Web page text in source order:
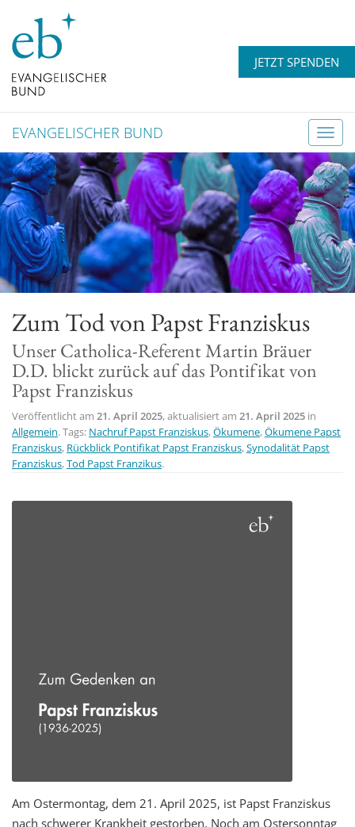
JETZT SPENDEN
T
o
g
g
l
e
n
a
v
n
EVANGELISCHER BUND
Zum Tod von Papst Franziskus
Unser Catholica-Referent Martin Bräuer
D.D. blickt zurück auf das Pontifikat von
Papst Franziskus
Veröffentlicht am 21. April 2025, aktualisiert am 21. April 2025 in
Allgemein. Tags: Nachruf Papst Franziskus,Ökumene,Ökumene Papst
Franziskus, Rückblick Pontifikat Papst Franziskus,Synodalität Papst
Franziskus,Tod Papst Franzikus.
Am Ostermontag, dem 21. April 2025, ist Papst Franziskus
nach schwerer Krankheit gestorben. Noch am Ostersonntag